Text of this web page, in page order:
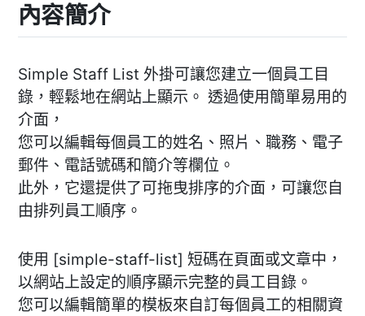
內容簡介
Simple Staff List 外掛可讓您建立一個員工目
錄，輕鬆地在網站上顯示。 透過使用簡單易用的
介面，
您可以編輯每個員工的姓名、照片、職務、電子
郵件、電話號碼和簡介等欄位。
此外，它還提供了可拖曳排序的介面，可讓您自
由排列員工順序。
使用 [simple-staff-list] 短碼在頁面或文章中，
以網站上設定的順序顯示完整的員工目錄。
您可以編輯簡單的模板來自訂每個員工的相關資